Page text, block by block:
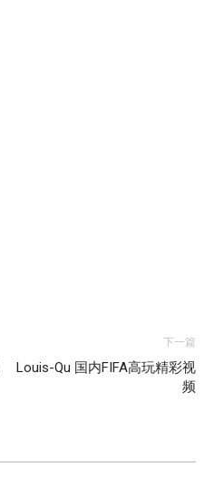
下一篇
Louis-Qu 国内FIFA高玩精彩视
频